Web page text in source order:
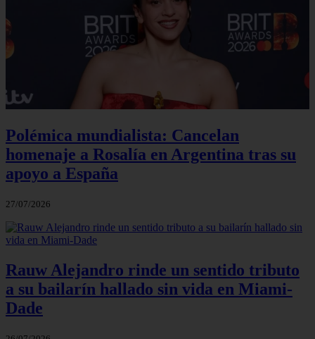
Polémica mundialista: Cancelan
homenaje a Rosalía en Argentina tras su
apoyo a España
27/07/2026
Rauw Alejandro rinde un sentido tributo
a su bailarín hallado sin vida en Miami-
Dade